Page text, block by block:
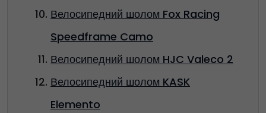
Велосипедний шолом Fox Racing
Speedframe Camo
Велосипедний шолом HJC Valeco 2
Велосипедний шолом KASK
Elemento